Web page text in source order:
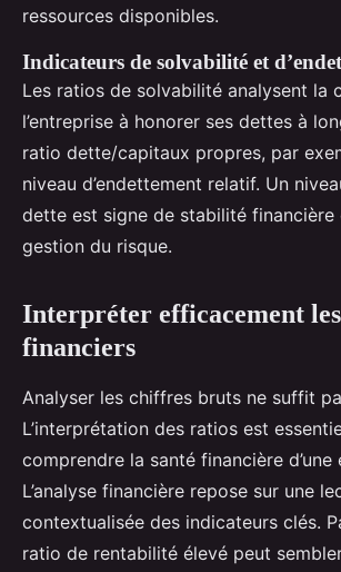
ressources disponibles.
Indicateurs de solvabilité et
Les ratios de solvabilité analysent la
l’entreprise à honorer ses dettes à
ratio dette/capitaux propres, par
niveau d’endettement relatif. Un
dette est signe de stabilité financière
gestion du risque.
Interpréter efficacement
financiers
Analyser les chiffres bruts ne suffit
L’interprétation des ratios est
comprendre la santé financière d’une
L’analyse financière repose sur une
contextualisée des indicateurs clés.
ratio de rentabilité élevé peut